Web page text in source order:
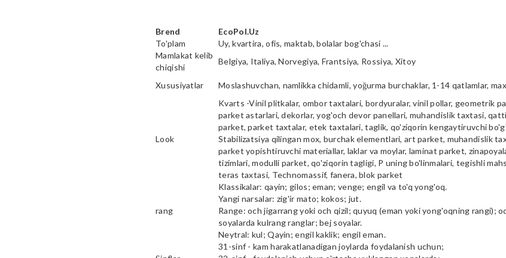
Brend EcoPol.Uz
To'plam
Uy, kvartira, ofis, maktab, bolalar bog'chasi ...
Mamlakat kelib
chiqishi
Belgiya, Italiya, Norvegiya, Frantsiya, Rossiya, Xitoy
Xususiyatlar
Moslashuvchan, namlikka chidamli, yoğurma burchaklar, 1-14 qatlamlar,
Look
Kvarts -Vinil plitkalar, ombor taxtalari, bordyuralar, vinil pollar, geometrik
parket astarlari, dekorlar, yog'och devor panellari, muhandislik taxtasi,
parket, parket taxtalar, etek taxtalari, taglik, qo'ziqorin kengaytiruvchi
Stabilizatsiya qilingan mox, burchak elementlari, art parket, muhandislik
parket yopishtiruvchi materiallar, laklar va moylar, laminat parket,
tizimlari, modulli parket, qo'ziqorin tagligi, P uning bo'linmalari, tegishli
teras taxtasi, Technomassif, fanera, blok parket
rang
Klassikalar: qayin; gilos; eman; venge; engil va to'q yong'oq.
Yangi narsalar: zig'ir mato; kokos; jut.
Range: och jigarrang yoki och qizil; quyuq (eman yoki yong'oqning rangi);
soyalarda kulrang ranglar; bej soyalar.
Neytral: kul; Qayin; engil kaklik; engil eman.
31-sinf - kam harakatlanadigan joylarda foydalanish uchun;